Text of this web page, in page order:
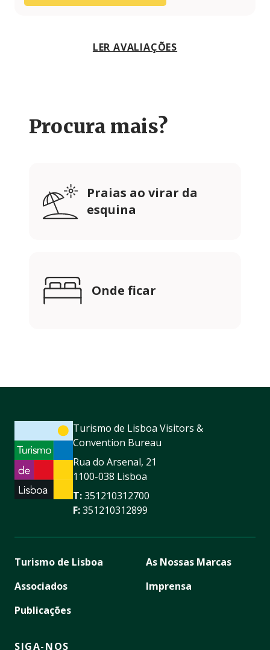
LER AVALIAÇÕES
Procura mais?
Praias ao virar da
esquina
Onde ficar
Turismo de Lisboa Visitors &
Convention Bureau
Rua do Arsenal, 21
1100-038 Lisboa
T:351210312700
F:351210312899
Turismo de Lisboa
Associados
Publicações
As Nossas Marcas
Imprensa
SIGA-NOS